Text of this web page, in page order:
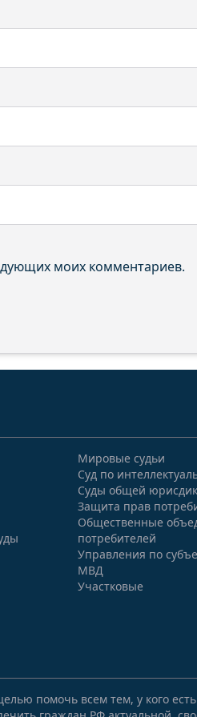
моих комментариев.
Мировые судьи
Суд по
Суды общей
Защита прав
Общественные
потребителей
Управления по
МВД
Участковые
помочь всем тем, у кого